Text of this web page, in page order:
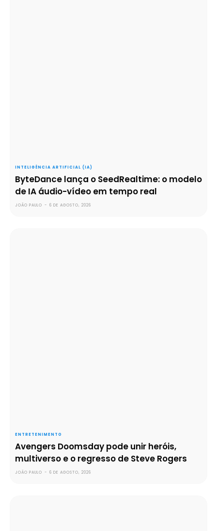
INTELIGÊNCIA ARTIFICIAL (IA)
ByteDance lança o SeedRealtime: o modelo
de IA áudio-vídeo em tempo real
JOÃO PAULO - 6 DE AGOSTO, 2026
ENTRETENIMENTO
Avengers Doomsday pode unir heróis,
multiverso e o regresso de Steve Rogers
JOÃO PAULO - 6 DE AGOSTO, 2026